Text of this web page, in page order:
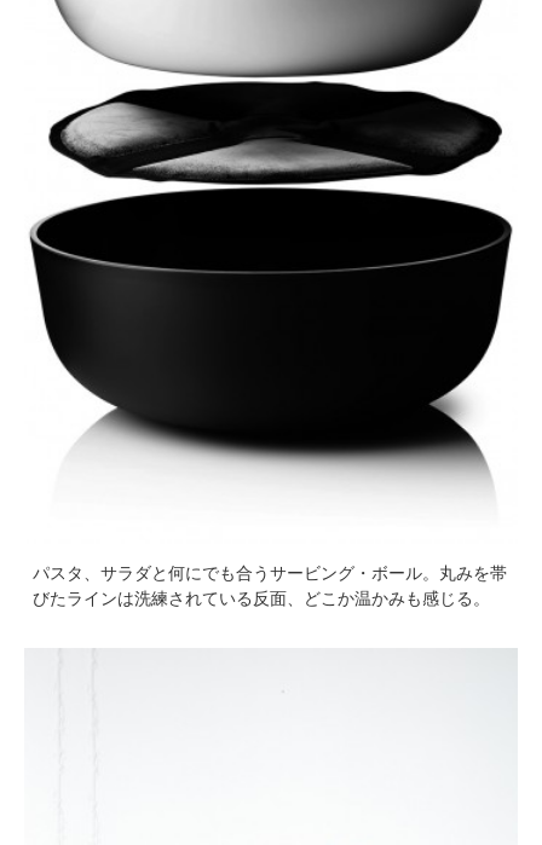
パスタ、サラダと何にでも合うサービング・ボール。丸みを帯
びたラインは洗練されている反面、どこか温かみも感じる。